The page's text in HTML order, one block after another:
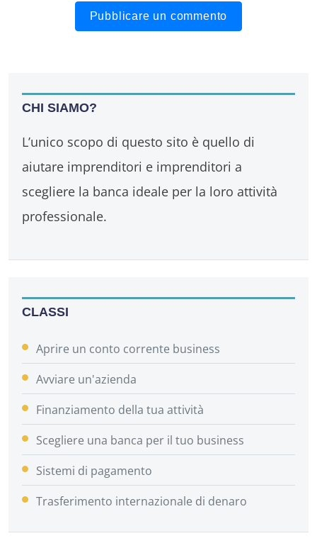
CHI SIAMO?
L’unico scopo di questo sito è quello di
aiutare imprenditori e imprenditori a
scegliere la banca ideale per la loro attività
professionale.
CLASSI
Aprire un conto corrente business
Avviare un'azienda
Finanziamento della tua attività
Scegliere una banca per il tuo business
Sistemi di pagamento
Trasferimento internazionale di denaro